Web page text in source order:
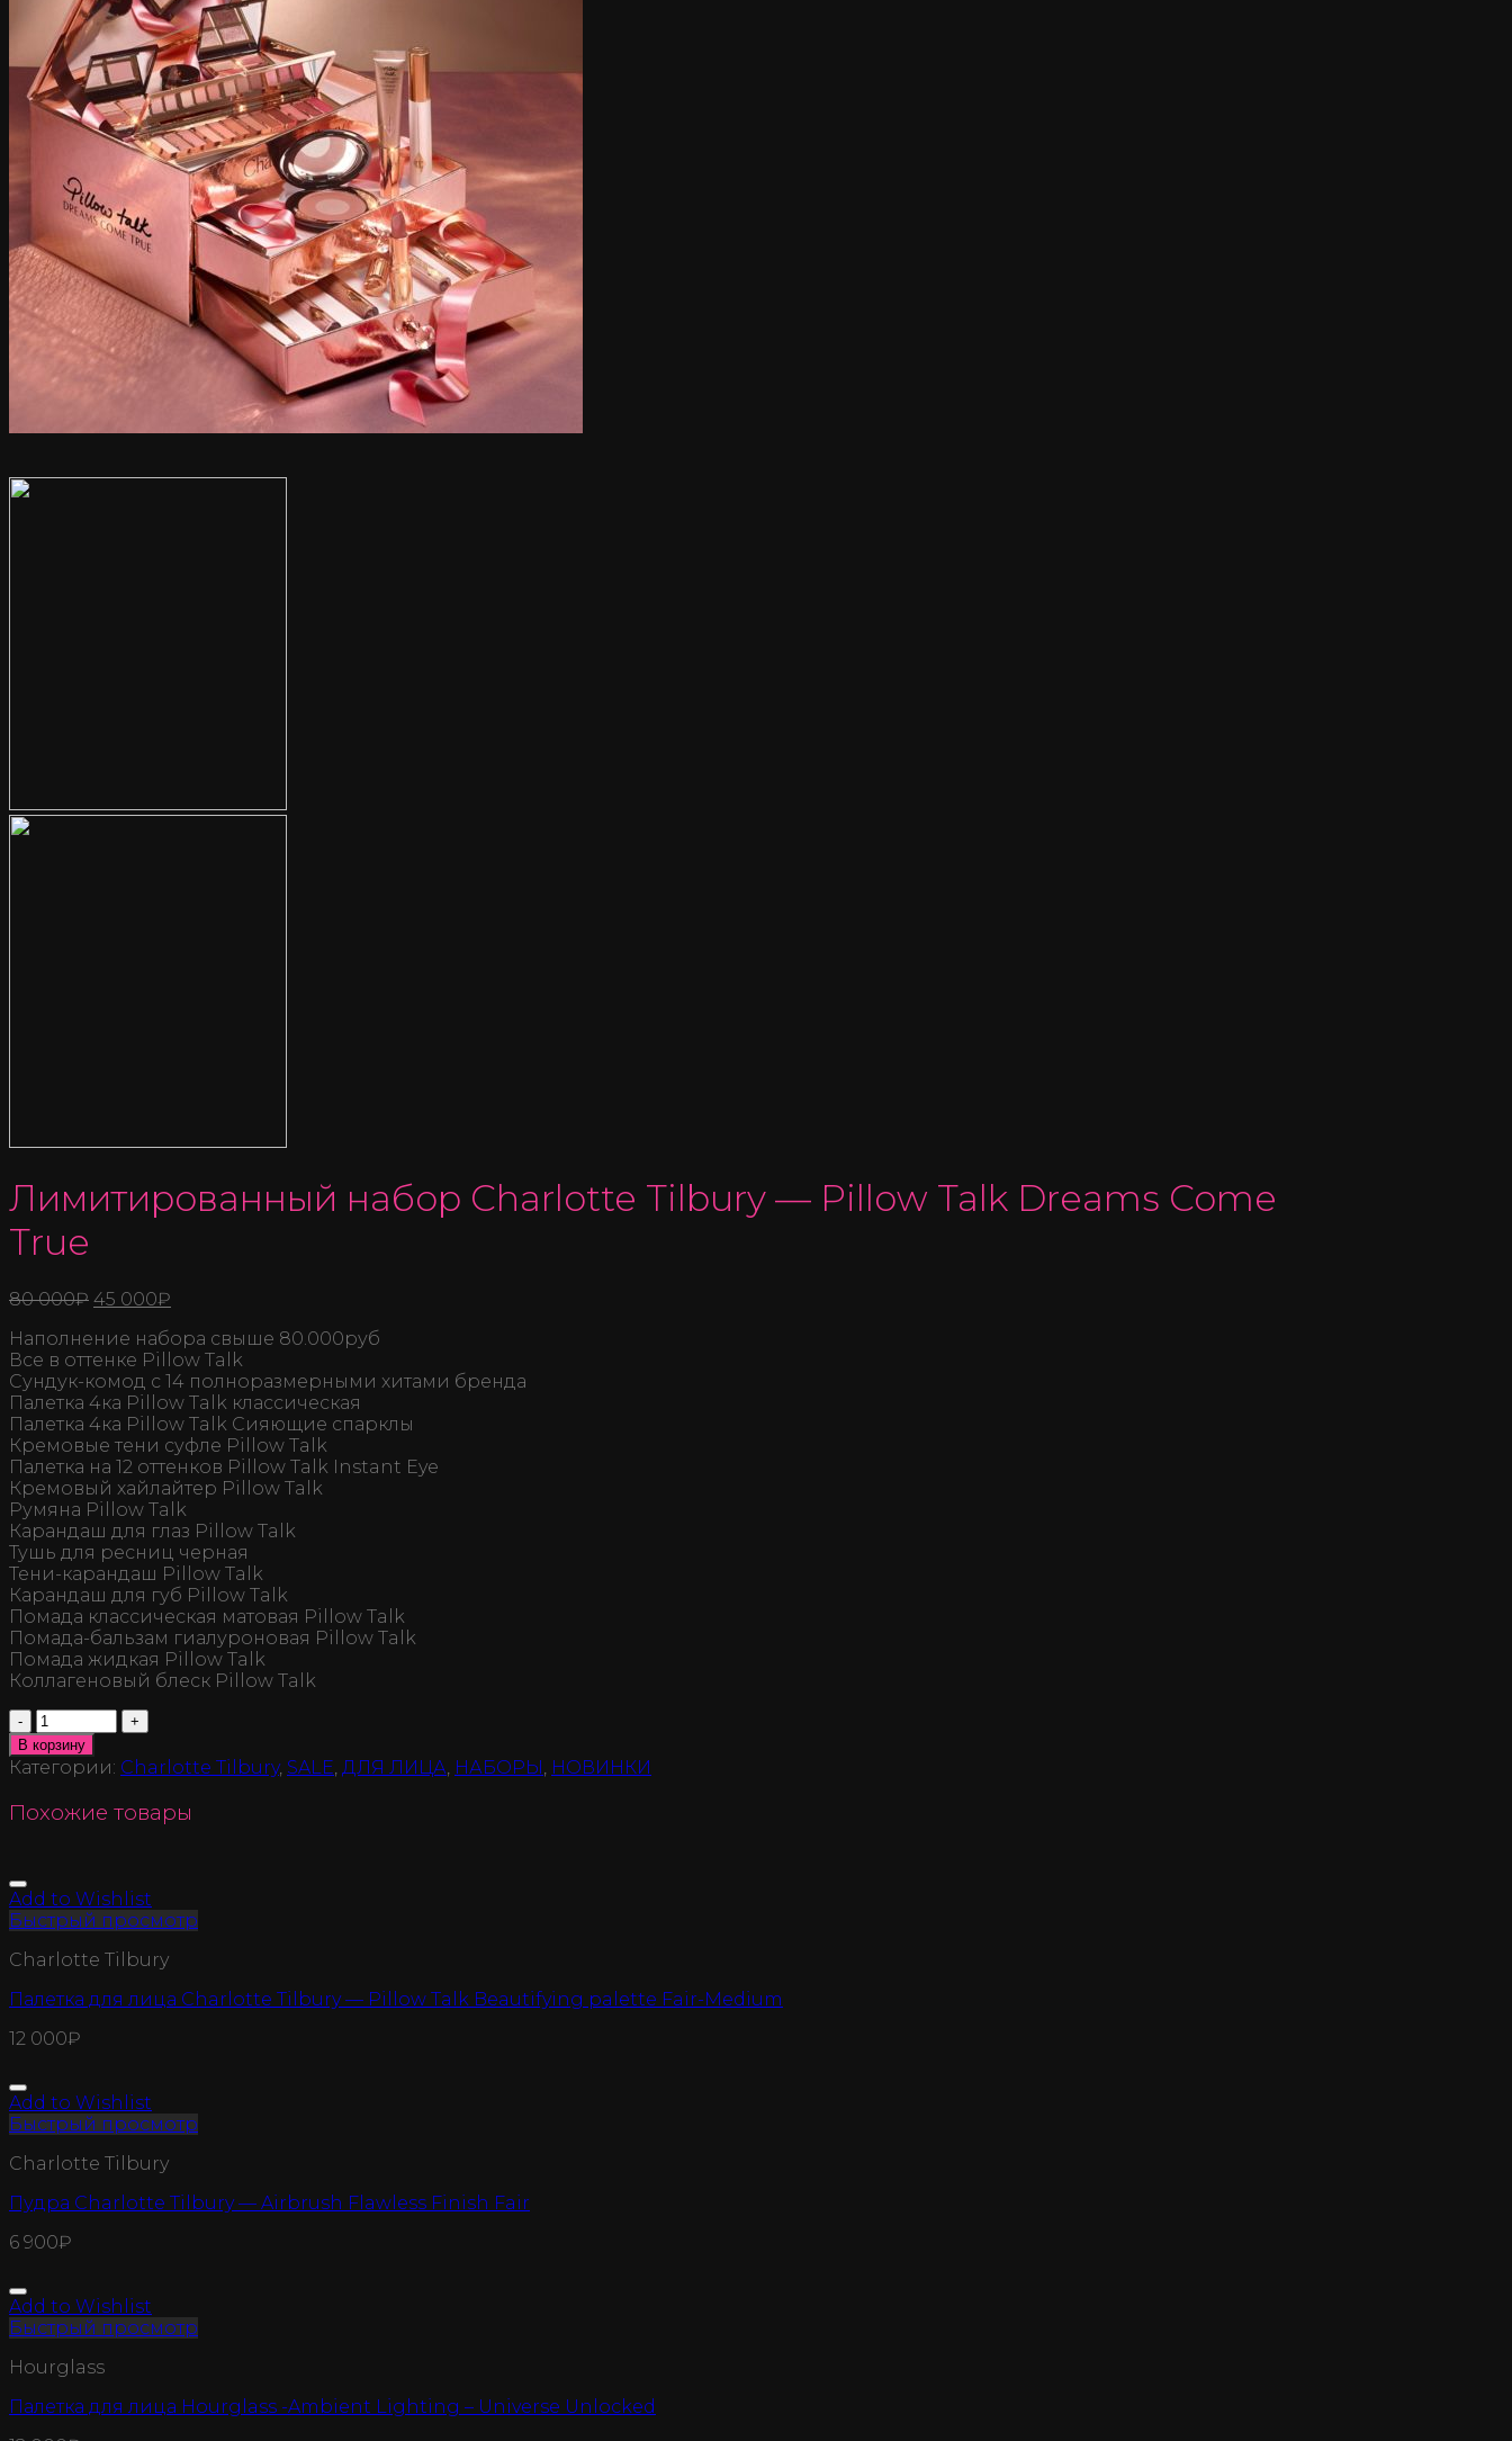
Лимитированный набор Charlotte Tilbury — Pillow Talk Dreams Come
True
80 000₽ 45 000₽
Наполнение набора свыше 80.000руб
Все в оттенке Pillow Talk
Сундук-комод c 14 полноразмерными хитами бренда
Палетка 4ка Pillow Talk классическая
Палетка 4ка Pillow Talk Сияющие спарклы
Кремовые тени суфле Pillow Talk
Палетка на 12 оттенков Pillow Talk Instant Eye
Кремовый хайлайтер Pillow Talk
Румяна Pillow Talk
Карандаш для глаз Pillow Talk
Тушь для ресниц черная
Тени-карандаш Pillow Talk
Карандаш для губ Pillow Talk
Помада классическая матовая Pillow Talk
Помада-бальзам гиалуроновая Pillow Talk
Помада жидкая Pillow Talk
Коллагеновый блеск Pillow Talk
Количество
В корзину
Категории: Charlotte Tilbury, SALE, ДЛЯ ЛИЦА, НАБОРЫ, НОВИНКИ
Похожие товары
Add to Wishlist
Быстрый просмотр
Charlotte Tilbury
Палетка для лица Charlotte Tilbury — Pillow Talk Beautifying palette Fair-Medium
12 000₽
Add to Wishlist
Быстрый просмотр
Charlotte Tilbury
Пудра Charlotte Tilbury — Airbrush Flawless Finish Fair
6 900₽
Add to Wishlist
Быстрый просмотр
Hourglass
Палетка для лица Hourglass -Ambient Lighting – Universe Unlocked